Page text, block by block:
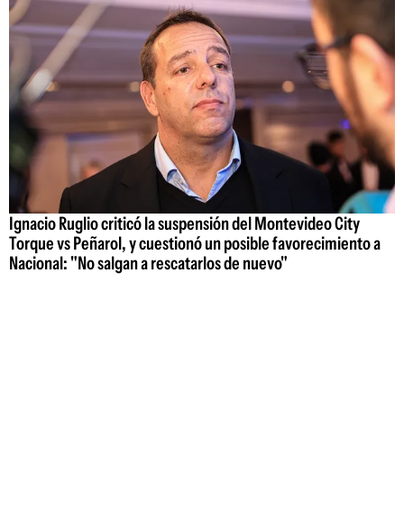
Ignacio Ruglio criticó la suspensión del Montevideo City
Torque vs Peñarol, y cuestionó un posible favorecimiento a
Nacional: "No salgan a rescatarlos de nuevo"